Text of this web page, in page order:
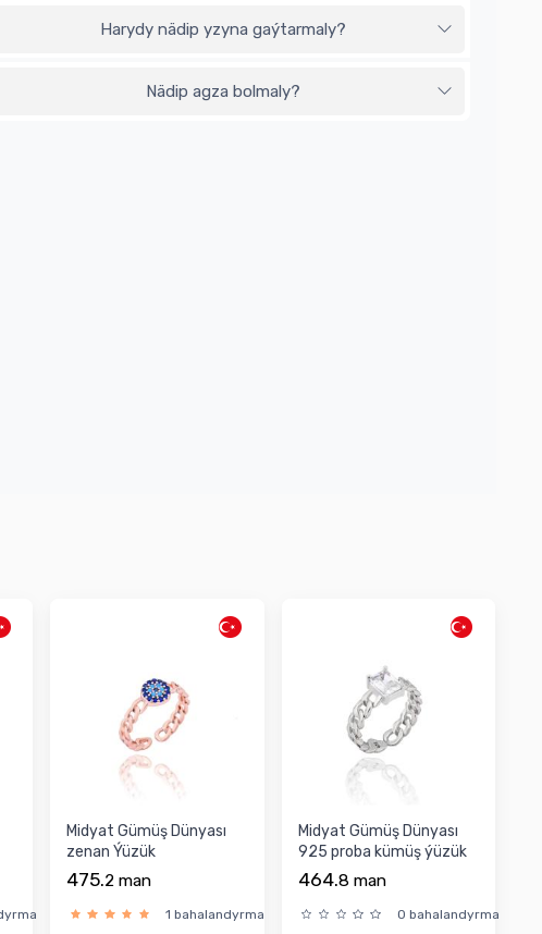
Harydy nädip yzyna gaýtarmaly?
Nädip agza bolmaly?
Midyat Gümüş Dünyası
zenan Ýüzük
475.2 man
1 bahalandyrma
Midyat Gümüş Dünyası
925 proba kümüş ýüzük
464.8 man
0 bahalandyrma